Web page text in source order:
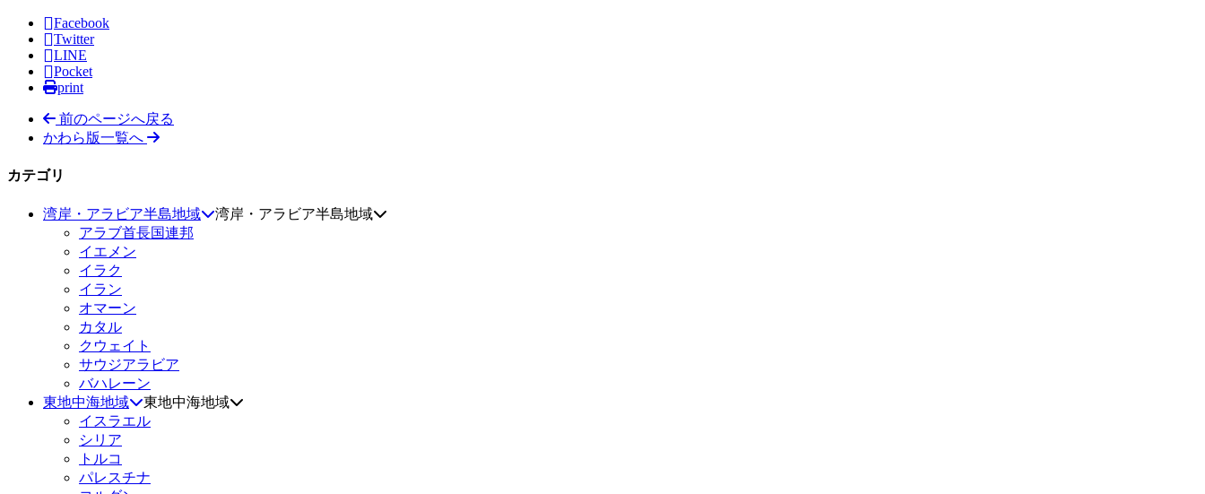
Facebook
Twitter
LINE
Pocket
print
前のページへ戻る
かわら版一覧へ
カテゴリ
湾岸・アラビア半島地域
湾岸・アラビア半島地域
アラブ首長国連邦
イエメン
イラク
イラン
オマーン
カタル
クウェイト
サウジアラビア
バハレーン
東地中海地域
東地中海地域
イスラエル
シリア
トルコ
パレスチナ